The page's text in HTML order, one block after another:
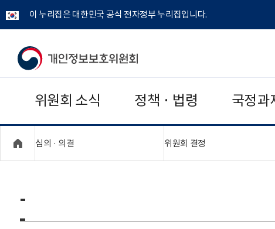
이 누리집은 대한민국 공식 전자정부 누리집입니다.
개
보
보
위
위원회 소식 정책 · 법령 국정과
심의 · 의결 위원회 결정
-